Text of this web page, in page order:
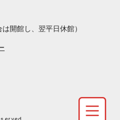
開館し、翌平日休館）